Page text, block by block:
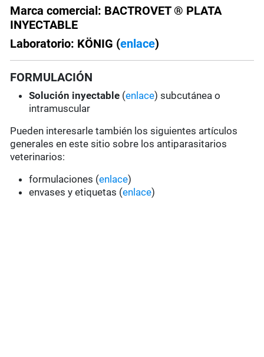
Marca comercial: BACTROVET ® PLATA
INYECTABLE
Laboratorio: KÖNIG (enlace)
FORMULACIÓN
Solución inyectable (enlace) subcutánea o
intramuscular
Pueden interesarle también los siguientes artículos
generales en este sitio sobre los antiparasitarios
veterinarios:
formulaciones (enlace)
envases y etiquetas (enlace)